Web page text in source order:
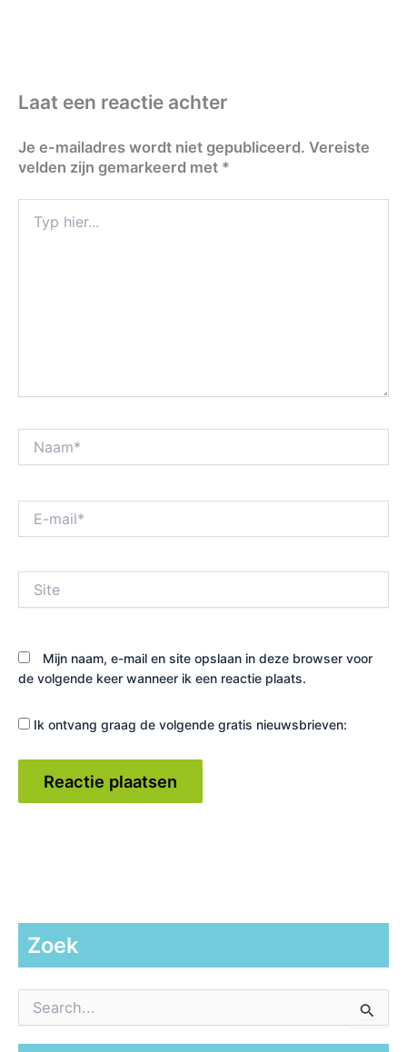
Laat een reactie achter
Je e-mailadres wordt niet gepubliceerd. Vereiste
velden zijn gemarkeerd met *
hier...
mail*
Mijn naam, e-mail en site opslaan in deze browser voor
de volgende keer wanneer ik een reactie plaats.
Ik ontvang graag de volgende gratis nieuwsbrieven:
Zoek